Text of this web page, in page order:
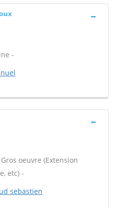
-
oeuvre (Extension
etc) -
sebastien